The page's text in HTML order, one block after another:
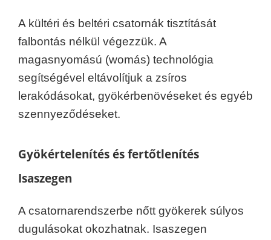
A kültéri és beltéri csatornák tisztítását
falbontás nélkül végezzük. A
magasnyomású (womás) technológia
segítségével eltávolítjuk a zsíros
lerakódásokat, gyökérbenövéseket és egyéb
szennyeződéseket.
Gyökértelenítés és fertőtlenítés
Isaszegen
A csatornarendszerbe nőtt gyökerek súlyos
dugulásokat okozhatnak. Isaszegen